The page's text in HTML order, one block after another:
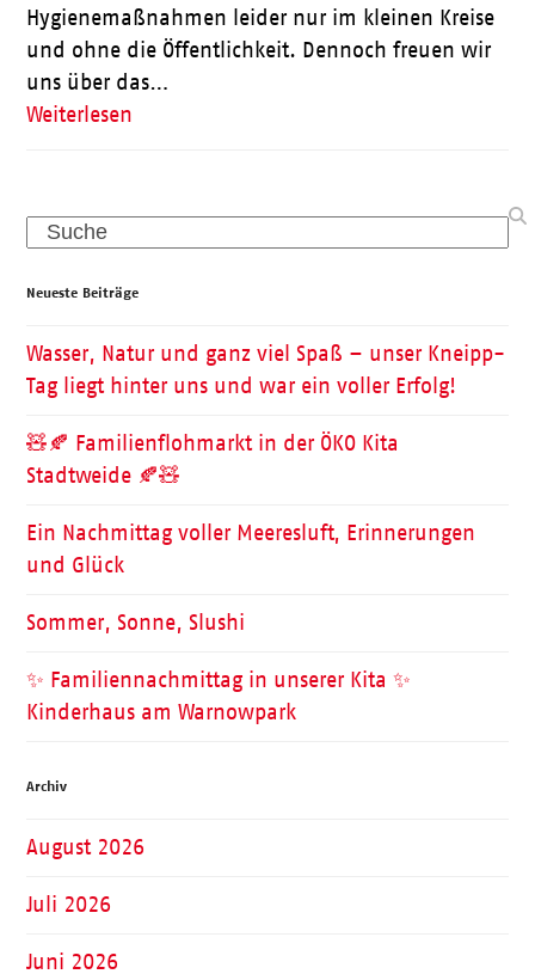
Hygienemaßnahmen leider nur im kleinen Kreise
und ohne die Öffentlichkeit. Dennoch freuen wir
uns über das…
Weiterlesen
Search
Neueste Beiträge
Wasser, Natur und ganz viel Spaß – unser Kneipp-
Tag liegt hinter uns und war ein voller Erfolg!
🧸🍂 Familienflohmarkt in der ÖKO Kita
Stadtweide 🍂🧸
Ein Nachmittag voller Meeresluft, Erinnerungen
und Glück
Sommer, Sonne, Slushi
✨ Familiennachmittag in unserer Kita ✨
Kinderhaus am Warnowpark
Archiv
August 2026
Juli 2026
Juni 2026